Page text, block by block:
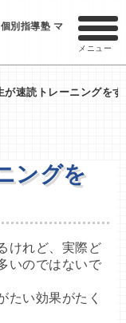
別指導塾 マ
メニュー
が速読トレーニングを
ングを
けれど、実際ど
いのではないで
たい効果がたく